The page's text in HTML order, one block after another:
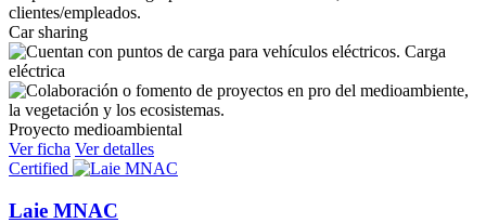
Car sharing
Carga
eléctrica
Proyecto medioambiental
Ver ficha Ver detalles
Certified
Laie MNAC